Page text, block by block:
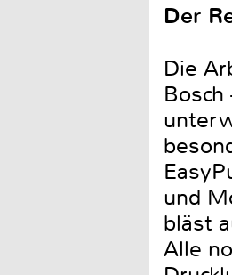
Der
Die
und
bläst
Alle